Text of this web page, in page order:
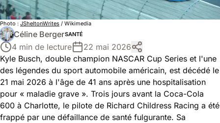
Photo : JSheltonWrites / Wikimedia
Céline BergerSANTÉ
4 min de lecture
22 mai 2026
Kyle Busch, double champion NASCAR Cup Series et l'une
des légendes du sport automobile américain, est décédé le
21 mai 2026 à l'âge de 41 ans après une hospitalisation
pour « maladie grave ». Trois jours avant la Coca-Cola
600 à Charlotte, le pilote de Richard Childress Racing a été
frappé par une défaillance de santé fulgurante. Sa